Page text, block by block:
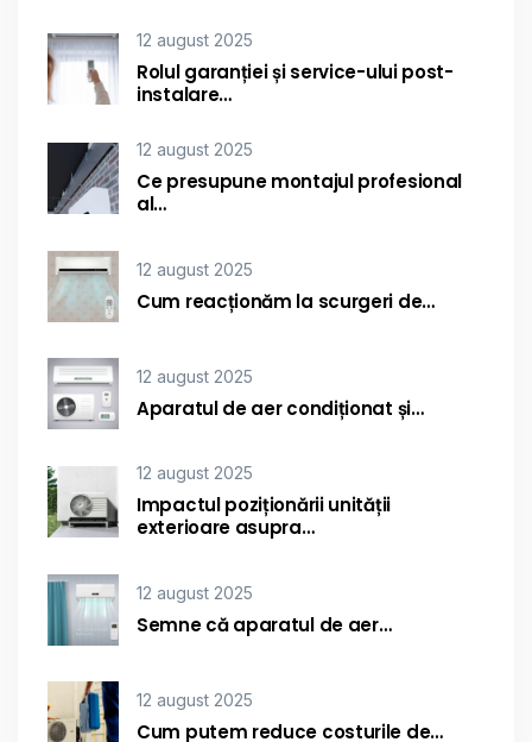
12 august 2025
Rolul garanției și service-ului post-
instalare…
12 august 2025
Ce presupune montajul profesional
al…
12 august 2025
Cum reacționăm la scurgeri de…
12 august 2025
Aparatul de aer condiționat și…
12 august 2025
Impactul poziționării unității
exterioare asupra…
12 august 2025
Semne că aparatul de aer…
12 august 2025
Cum putem reduce costurile de…